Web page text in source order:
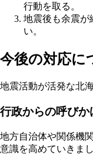
行動を取る。
地震後も余震が
い。
今後の対応に
地震活動が活発な北
行政からの呼びか
地方自治体や関係機
意識を高めていきまし